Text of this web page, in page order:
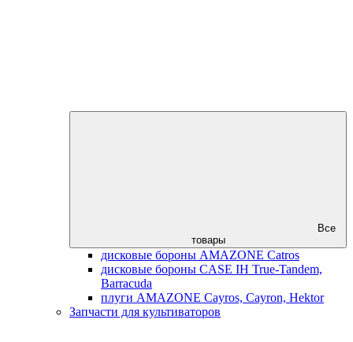
Все
товары
дисковые бороны AMAZONE Catros
дисковые бороны CASE IH True-Tandem,
Barracuda
плуги AMAZONE Cayros, Cayron, Hektor
Запчасти для культиваторов